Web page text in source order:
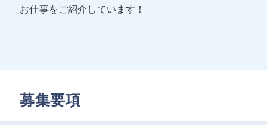
お仕事をご紹介しています！
募集要項